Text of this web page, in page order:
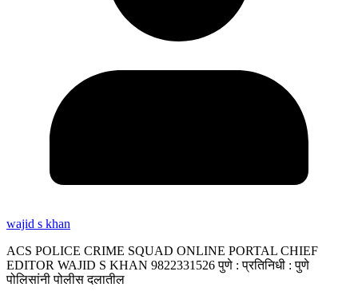
wajid s khan
ACS POLICE CRIME SQUAD ONLINE PORTAL CHIEF
EDITOR WAJID S KHAN 9822331526 पुणे : प्रतिनिधी : पुणे
पोलिसांनी पोलीस दलातील